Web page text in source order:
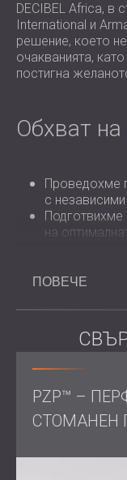
DECIBEL Africa, в
International и
решение, което
очакванията,
постигна
Обхват на
Проведохме
с
Подготвихме
на
усилия с
Монтирахме
Потвърдихме
след
ПОВЕЧЕ
PZP™ –
СТОМАНЕН